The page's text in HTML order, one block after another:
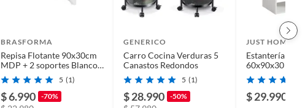
BRASFORMA
Repisa Flotante 90x30cm
MDP + 2 soportes Blanco
KPB90X30X15UV
Brasforma
5 (1)
$ 6.990 -70%
GENERICO
Carro Cocina Verduras 5
Canastos Redondos
5 (1)
$ 28.990 -50%
JUST HOME
Estantería 7
60x90x30 cm
$ 29.990